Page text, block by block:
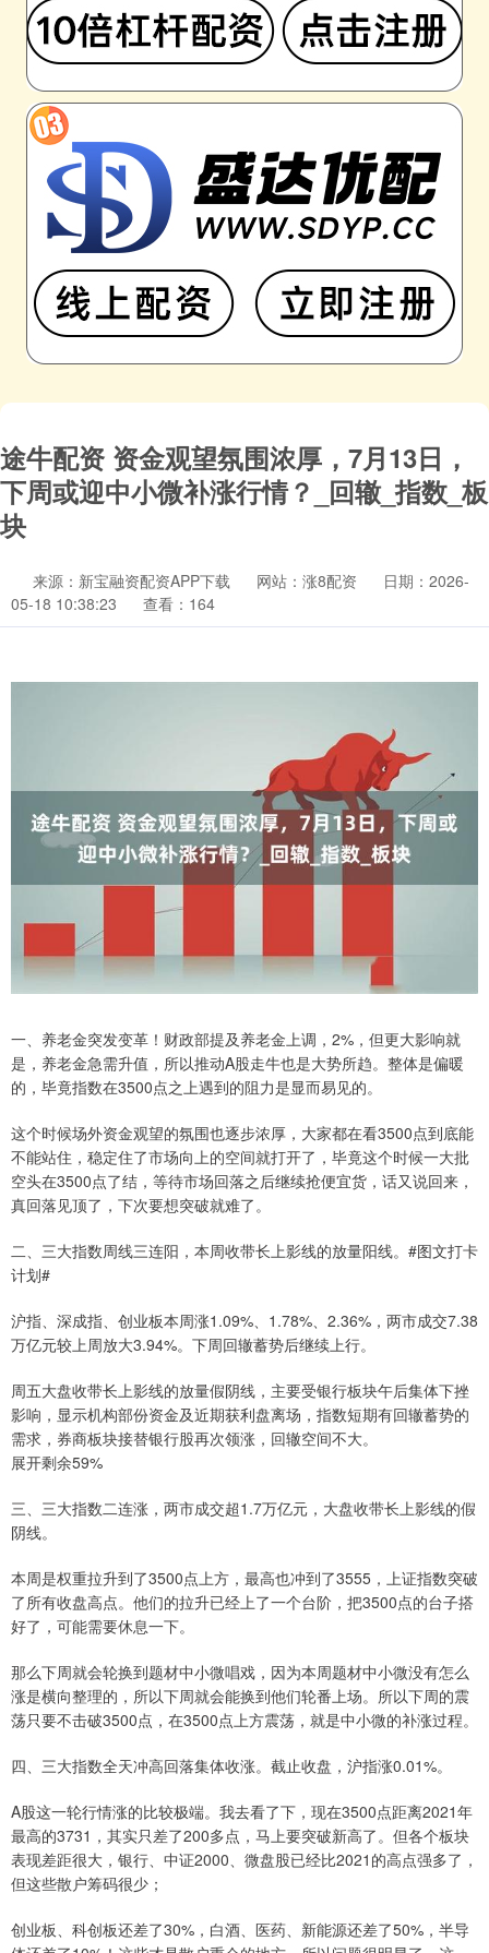
途牛配资 资金观望氛围浓厚，7月13日，
下周或迎中小微补涨行情？_回辙_指数_板
块
来源：新宝融资配资APP下载 网站：涨8配资
日期：2026-
05-18 10:38:23
查看：164
一、养老金突发变革！财政部提及养老金上调，2%，但更大影响就
是，养老金急需升值，所以推动A股走牛也是大势所趋。整体是偏暖
的，毕竟指数在3500点之上遇到的阻力是显而易见的。
这个时候场外资金观望的氛围也逐步浓厚，大家都在看3500点到底能
不能站住，稳定住了市场向上的空间就打开了，毕竟这个时候一大批
空头在3500点了结，等待市场回落之后继续抢便宜货，话又说回来，
真回落见顶了，下次要想突破就难了。
二、三大指数周线三连阳，本周收带长上影线的放量阳线。#图文打卡
计划#
沪指、深成指、创业板本周涨1.09%、1.78%、2.36%，两市成交7.38
万亿元较上周放大3.94%。下周回辙蓄势后继续上行。
周五大盘收带长上影线的放量假阴线，主要受银行板块午后集体下挫
影响，显示机构部份资金及近期获利盘离场，指数短期有回辙蓄势的
需求，券商板块接替银行股再次领涨，回辙空间不大。
展开剩余59%
三、三大指数二连涨，两市成交超1.7万亿元，大盘收带长上影线的假
阴线。
本周是权重拉升到了3500点上方，最高也冲到了3555，上证指数突破
了所有收盘高点。他们的拉升已经上了一个台阶，把3500点的台子搭
好了，可能需要休息一下。
那么下周就会轮换到题材中小微唱戏，因为本周题材中小微没有怎么
涨是横向整理的，所以下周就会能换到他们轮番上场。所以下周的震
荡只要不击破3500点，在3500点上方震荡，就是中小微的补涨过程。
四、三大指数全天冲高回落集体收涨。截止收盘，沪指涨0.01%。
A股这一轮行情涨的比较极端。我去看了下，现在3500点距离2021年
最高的3731，其实只差了200多点，马上要突破新高了。但各个板块
表现差距很大，银行、中证2000、微盘股已经比2021的高点强多了，
但这些散户筹码很少；
创业板、科创板还差了30%，白酒、医药、新能源还差了50%，半导